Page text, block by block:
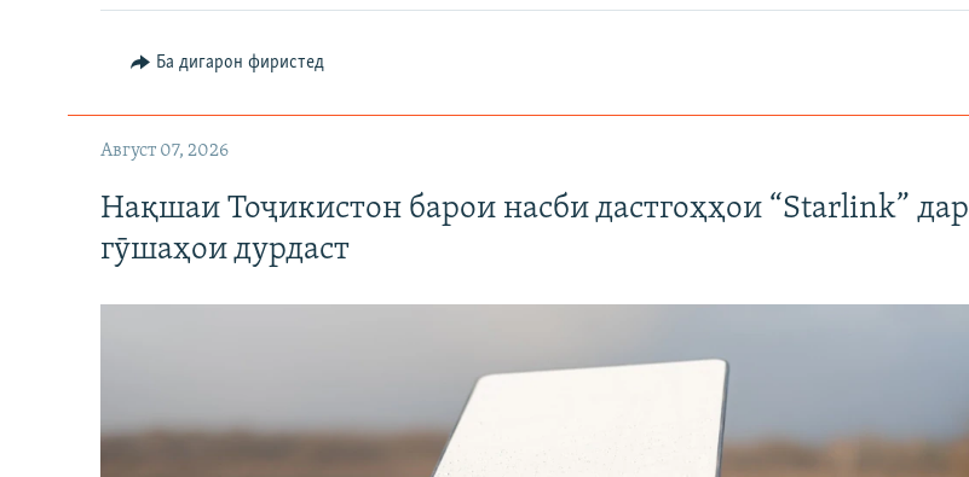
Ба дигарон фиристед
Август 07, 2026
Нақшаи Тоҷикистон барои насби дастгоҳҳои “Starlink” дар
гӯшаҳои дурдаст